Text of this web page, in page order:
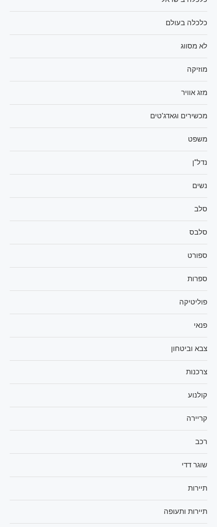
כלכלה בעולם
לא מסווג
מוזיקה
מזג אוויר
מכשירים וגאדג'טים
משפט
נדל"ן
נשים
סלב
סלבס
ספורט
ספרות
פוליטיקה
פנאי
צבא וביטחון
צרכנות
קולנוע
קריירה
רכב
שוגר דדי
תיירות
תיירות ותעופה